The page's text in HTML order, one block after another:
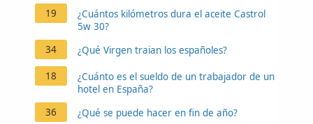
19
¿Cuántos kilómetros dura el aceite Castrol
5w 30?
34
¿Qué Virgen traian los españoles?
18
¿Cuánto es el sueldo de un trabajador de un
hotel en España?
36
¿Qué se puede hacer en fin de año?